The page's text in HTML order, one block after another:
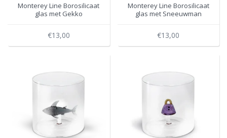
Monterey Line Borosilicaat
glas met Gekko
€13,00
Monterey Line Borosilicaat
glas met Sneeuwman
€13,00